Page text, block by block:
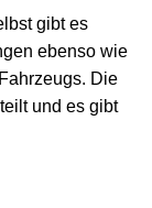
gibt es
ebenso wie
Die
und es gibt